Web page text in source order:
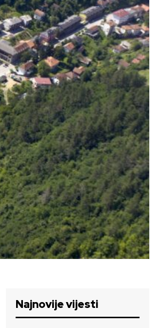
Najnovije vijesti